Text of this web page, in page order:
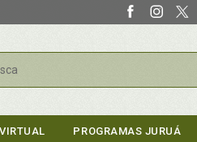
PROGRAMAS JURUÁ